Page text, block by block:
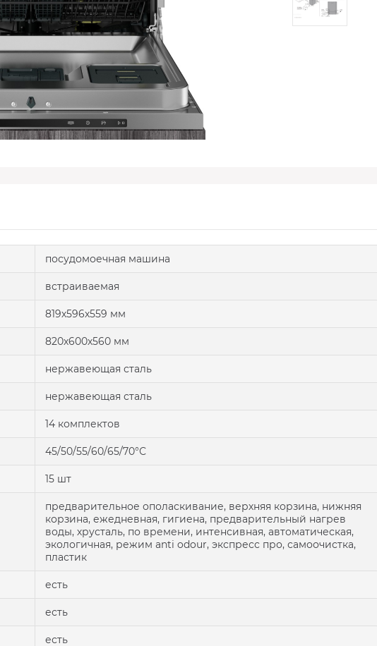
посудомоечная машина
встраиваемая
819х596х559 мм
820х600х560 мм
нержавеющая сталь
нержавеющая сталь
14 комплектов
45/50/55/60/65/70°С
15 шт
предварительное ополаскивание, верхняя корзина, нижняя
корзина, ежедневная, гигиена, предварительный нагрев
воды, хрусталь, по времени, интенсивная, автоматическая,
экологичная, режим anti odour, экспресс про, самоочистка,
пластик
есть
есть
есть